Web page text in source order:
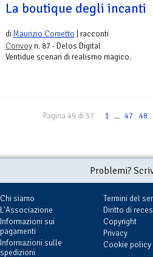
La boutique degli incanti
di Maurizio Cometto | racconti
Convoy n. 87 - Delos Digital
Ventidue scenari di realismo magico.
Pagina 49 di 57 1 ... 47 48
Problemi?
Chi siamo
L'Associazione
Informazioni sui
pagamenti
Informazioni sulle
spedizioni
Termini del
Diritto di
Copyright
Privacy
Cookie policy